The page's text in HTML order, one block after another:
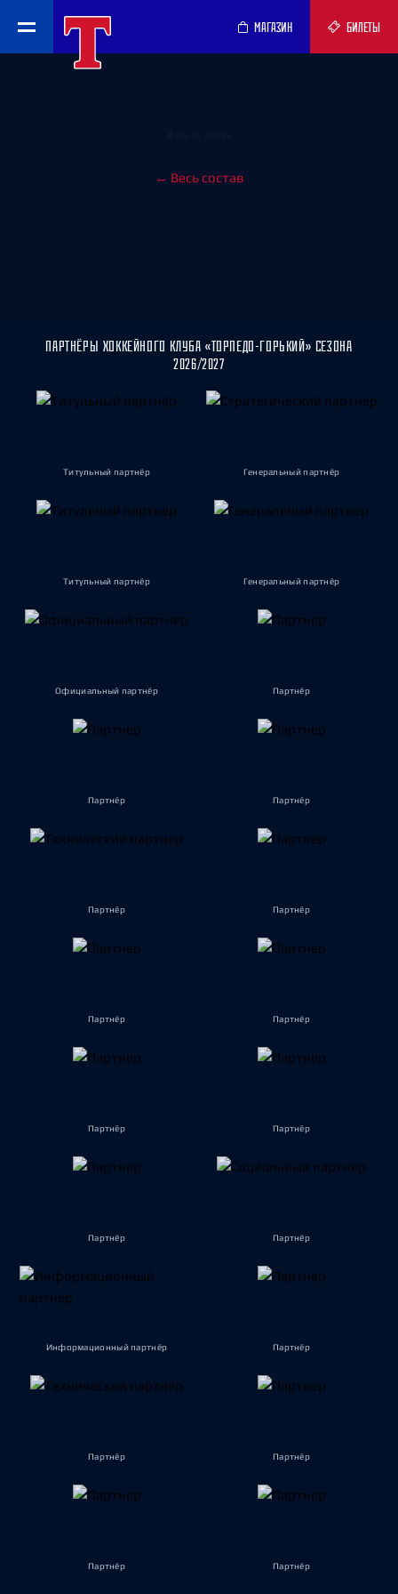
МАГАЗИН БИЛЕТЫ
← Весь состав
ПАРТНЁРЫ ХОККЕЙНОГО КЛУБА «ТОРПЕДО-ГОРЬКИЙ» СЕЗОНА
2026/2027
Титульный партнёр Генеральный партнёр
Титульный партнёр Генеральный партнёр
Официальный партнёр Партнёр
Партнёр Партнёр
Партнёр Партнёр
Партнёр Партнёр
Партнёр Партнёр
Партнёр Партнёр
Информационный партнёр Партнёр
Партнёр Партнёр
Партнёр Партнёр